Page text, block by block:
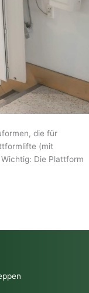
die für
(mit
Die Plattform